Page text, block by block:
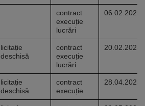
contract
execuție
lucrări
06.02.2023
licitație
deschisă
contract
execuție
lucrări
20.02.2023
licitație
deschisă
contract
execuție
28.04.2023